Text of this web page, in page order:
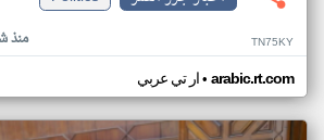
منذ TN75KY
ار تي عربي• arabic.rt.com